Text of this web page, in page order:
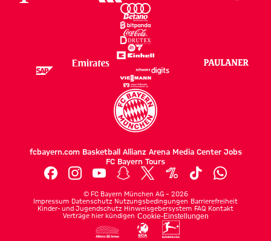
fcbayern.com Basketball Allianz Arena Media Center Jobs
FC Bayern Tours
© FC Bayern München AG – 2026
Impressum Datenschutz Nutzungsbedingungen Barrierefreiheit
Kinder- und Jugendschutz Hinweisgebersystem FAQ Kontakt
Verträge hier kündigen Cookie-Einstellungen